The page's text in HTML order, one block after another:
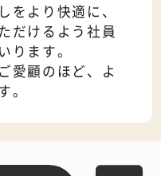
をより快適に、
だけるよう社員
ります。
愛顧のほど、よ
。